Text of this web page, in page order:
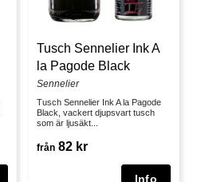
Tusch Sennelier Ink A
la Pagode Black
Sennelier
Tusch Sennelier Ink A la Pagode
Black, vackert djupsvart tusch
som är ljusäkt...
från 82 kr